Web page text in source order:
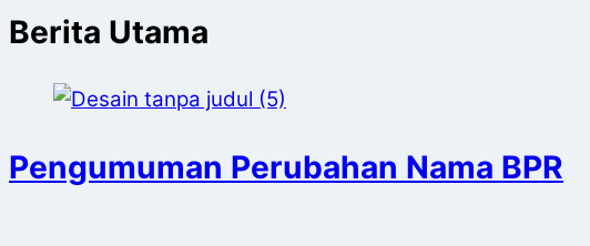
Berita Utama
Pengumuman Perubahan Nama BPR